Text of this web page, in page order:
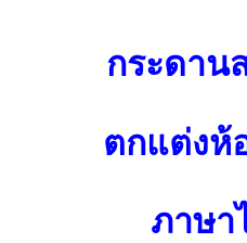
กระดาน
ตกแต่งห้
ภาษา